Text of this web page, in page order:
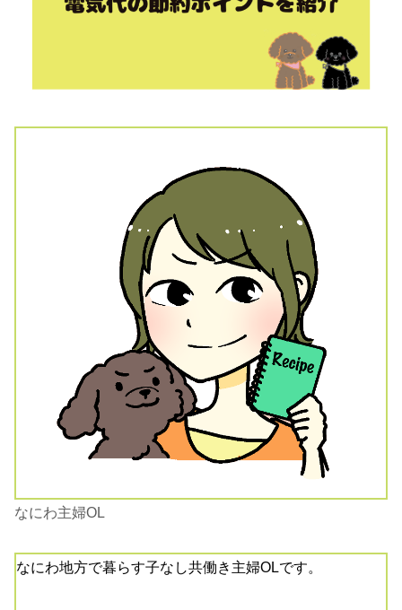
なにわ主婦OL
なにわ地方で暮らす子なし共働き主婦OLです。